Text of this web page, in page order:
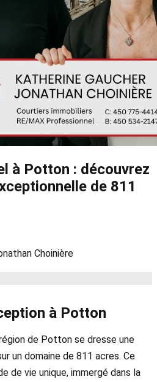
à Potton : découvrez
de 811
Choinière
à Potton
de Potton se dresse une
un domaine de 811 acres. Ce
de vie unique, immergé dans la